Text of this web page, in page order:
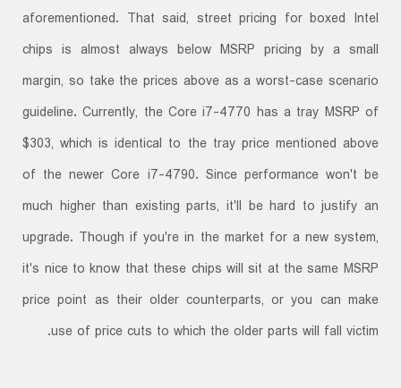
aforementioned. That said, street pricing for boxed Intel
chips is almost always below MSRP pricing by a small
margin, so take the prices above as a worst-case scenario
guideline. Currently, the Core i7-4770 has a tray MSRP of
$303, which is identical to the tray price mentioned above
of the newer Core i7-4790. Since performance won't be
much higher than existing parts, it'll be hard to justify an
upgrade. Though if you're in the market for a new system,
it's nice to know that these chips will sit at the same MSRP
price point as their older counterparts, or you can make
use of price cuts to which the older parts will fall victim.